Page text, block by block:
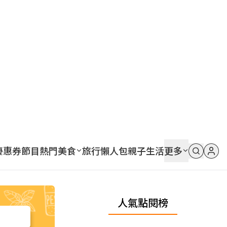
惠券節目熱門美食 旅行懶人包親子生活更多
人氣點閱榜